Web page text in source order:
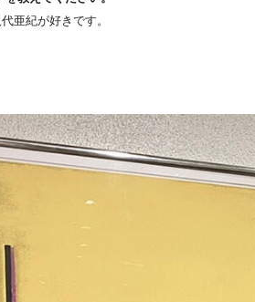
亜紀が好きです。